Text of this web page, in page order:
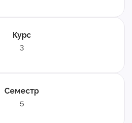
Курс
3
Семестр
5